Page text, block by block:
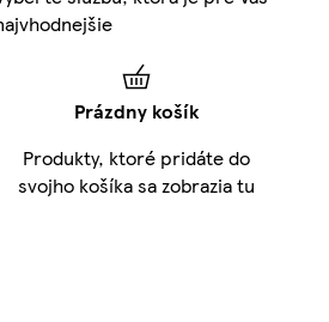
Prázdny košík
Produkty, ktoré pridáte do
svojho košíka sa zobrazia tu